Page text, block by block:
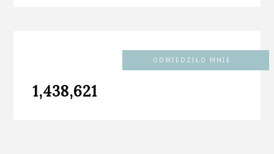
ODWIEDZIŁO MNIE...
1,438,621